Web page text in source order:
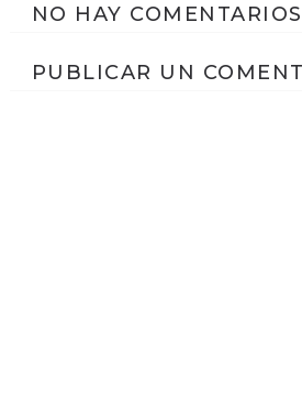
NO HAY
PUBLICAR UN